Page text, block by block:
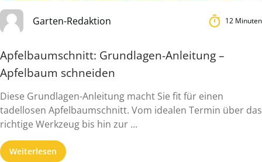
Garten-Redaktion 12 Minuten
Apfelbaumschnitt: Grundlagen-Anleitung –
Apfelbaum schneiden
Diese Grundlagen-Anleitung macht Sie fit für einen
tadellosen Apfelbaumschnitt. Vom idealen Termin über das
richtige Werkzeug bis hin zur ...
Weiterlesen